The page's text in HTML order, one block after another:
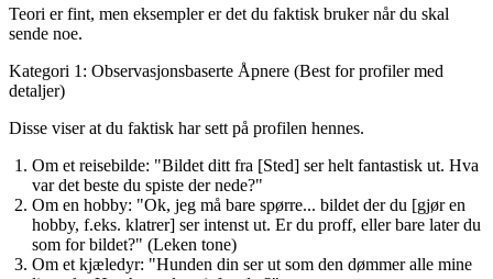
Teori er fint, men eksempler er det du faktisk bruker når du skal
sende noe.
Kategori 1: Observasjonsbaserte Åpnere (Best for profiler med
detaljer)
Disse viser at du faktisk har sett på profilen hennes.
Om et reisebilde: "Bildet ditt fra [Sted] ser helt fantastisk ut. Hva
var det beste du spiste der nede?"
Om en hobby: "Ok, jeg må bare spørre... bildet der du [gjør en
hobby, f.eks. klatrer] ser intenst ut. Er du proff, eller bare later du
som for bildet?" (Leken tone)
Om et kjæledyr: "Hunden din ser ut som den dømmer alle mine